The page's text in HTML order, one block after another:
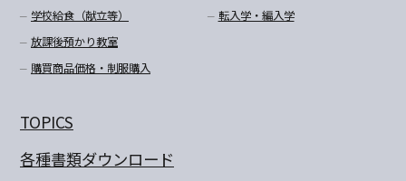
学校給食（献立等）
放課後預かり教室
購買商品価格・制服購入
転入学・編入学
TOPICS
各種書類ダウンロード